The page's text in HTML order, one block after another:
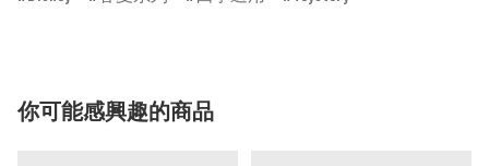
你可能感興趣的商品